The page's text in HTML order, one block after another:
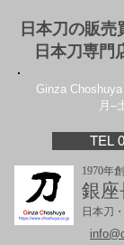
日本刀の販
日本刀専門
Ginza
月–
TEL
1970年
銀座
日本刀